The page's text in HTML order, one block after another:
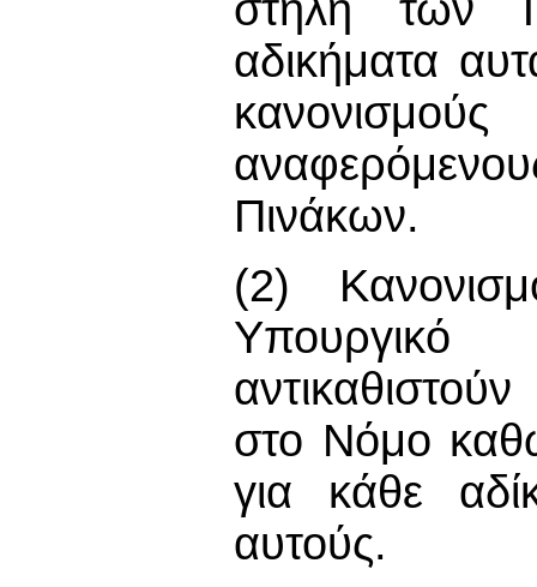
αδικήματα
Πινάκων.
(2)
Υπουργικό
στο Νόμο
για κάθε
αυτούς.